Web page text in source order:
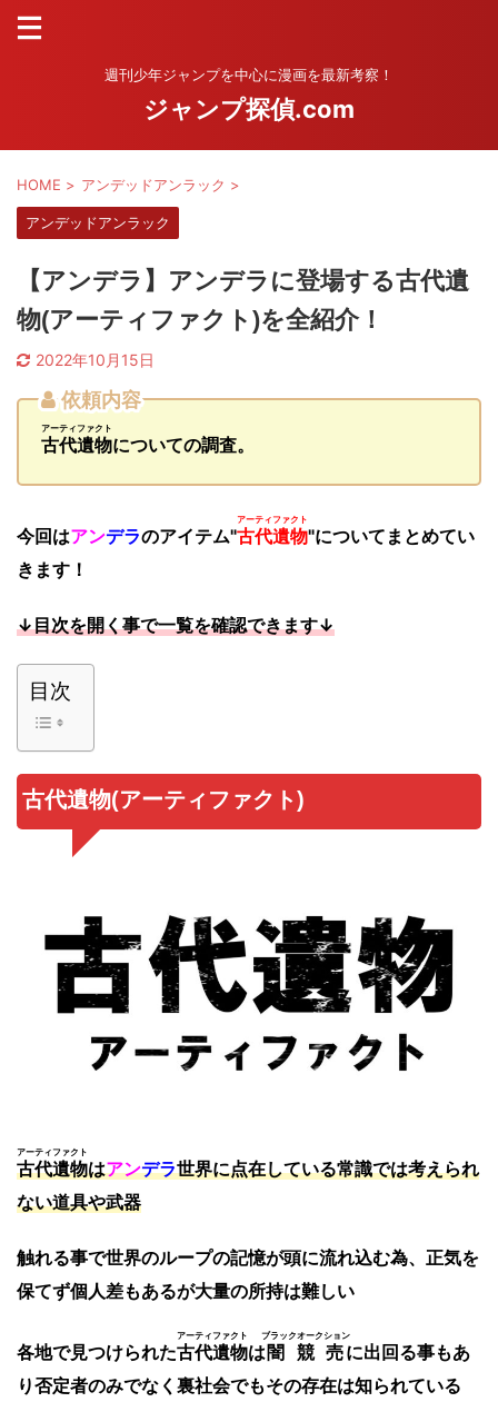
週刊少年ジャンプを中心に漫画を最新考察！
ジャンプ探偵.com
HOME > アンデッドアンラック >
アンデッドアンラック
【アンデラ】アンデラに登場する古代遺
物(アーティファクト)を全紹介！
2022年10月15日
依頼内容
古代遺物
アーティファクト
についての調査。
今回はアンデラのアイテム"古代遺物
アーティファクト
"についてまとめてい
きます！
↓目次を開く事で一覧を確認できます↓
目次
古代遺物(アーティファクト)
古代遺物
アーティファクト
はアンデラ世界に点在している常識では考えられ
ない道具や武器
触れる事で世界のループの記憶が頭に流れ込む為、正気を
保てず個人差もあるが大量の所持は難しい
各地で見つけられた古代遺物
アーティファクト
は闇競売
ブラックオークション
に出回る事もあ
り否定者のみでなく裏社会でもその存在は知られている